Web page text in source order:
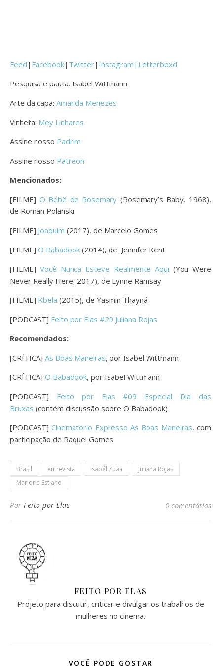
Feed | Facebook| Twitter| Instagram| Letterboxd
Pesquisa e pauta: Isabel Wittmann
Arte da capa: Amanda Menezes
Vinheta: Mey Linhares
Assine nosso Padrim
Assine nosso Patreon
Mencionados:
[FILME] O Bebê de Rosemary (Rosemary’s Baby, 1968),
de Roman Polanski
[FILME] Joaquim (2017), de Marcelo Gomes
[FILME] O Babadook (2014), de Jennifer Kent
[FILME]Você Nunca Esteve Realmente Aqui (You Were
Never Really Here, 2017), de Lynne Ramsay
[FILME] Kbela (2015), de Yasmin Thayná
[PODCAST] Feito por Elas #29 Juliana Rojas
Recomendados:
[CRÍTICA] As Boas Maneiras, por Isabel Wittmann
[CRÍTICA] O Babadook, por Isabel Wittmann
[PODCAST] Feito por Elas #09 Especial Dia das
Bruxas (contém discussão sobre O Babadook)
[PODCAST]Cinematório Expresso As Boas Maneiras, com
participação de Raquel Gomes
Brasil entrevista Isabél Zuaa
Juliana Rojas
Marjorie Estiano
Por Feito por Elas 0 comentários
FEITO POR ELAS
Projeto para discutir, criticar e divulgar os trabalhos de
mulheres no cinema.
VOCÊ PODE GOSTAR